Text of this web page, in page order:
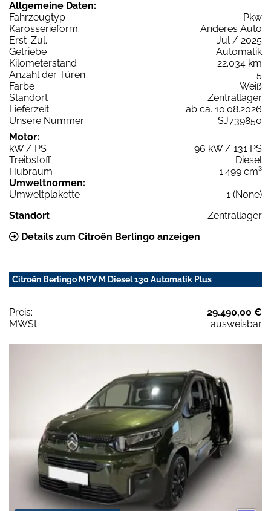
Allgemeine Daten:
Fahrzeugtyp
Pkw
Karosserieform
Anderes Auto
Erst-Zul.
Jul / 2025
Getriebe
Automatik
Kilometerstand
22.034 km
Anzahl der Türen
5
Farbe
Weiß
Standort
Zentrallager
Lieferzeit
ab ca. 10.08.2026
Unsere Nummer
SJ739850
Motor:
kW / PS
96 kW / 131 PS
Treibstoff
Diesel
Hubraum
1.499 cm³
Umweltnormen:
Umweltplakette
1 (None)
Standort
Zentrallager
Details zum Citroën Berlingo anzeigen
Citroën Berlingo MPV M Diesel 130 Automatik Plus
Preis:
29.490,00 €
MWSt:
ausweisbar